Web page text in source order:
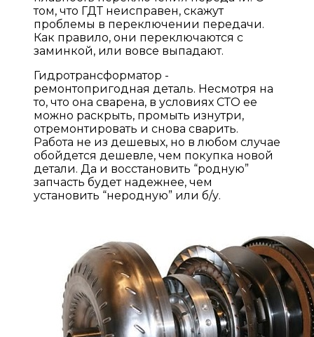
том, что ГДТ неисправен, скажут
проблемы в переключении передачи.
Как правило, они переключаются с
заминкой, или вовсе выпадают.
Гидротрансформатор -
ремонтопригодная деталь. Несмотря на
то, что она сварена, в условиях СТО ее
можно раскрыть, промыть изнутри,
отремонтировать и снова сварить.
Работа не из дешевых, но в любом случае
обойдется дешевле, чем покупка новой
детали. Да и восстановить “родную”
запчасть будет надежнее, чем
установить “неродную” или б/у.